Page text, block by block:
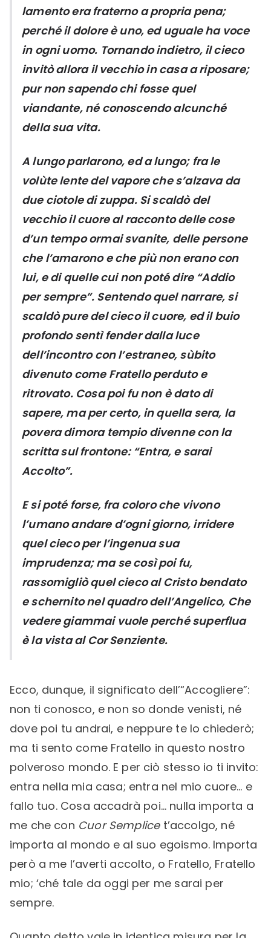
lamento era fraterno a propria pena;
perché il dolore è uno, ed uguale ha voce
in ogni uomo. Tornando indietro, il cieco
invitò allora il vecchio in casa a riposare;
pur non sapendo chi fosse quel
viandante, né conoscendo alcunché
della sua vita.
A lungo parlarono, ed a lungo; fra le
volùte lente del vapore che s’alzava da
due ciotole di zuppa. Si scaldò del
vecchio il cuore al racconto delle cose
d’un tempo ormai svanite, delle persone
che l’amarono e che più non erano con
lui, e di quelle cui non poté dire “Addio
per sempre”. Sentendo quel narrare, si
scaldò pure del cieco il cuore, ed il buio
profondo sentì fender dalla luce
dell’incontro con l’estraneo, sùbito
divenuto come Fratello perduto e
ritrovato. Cosa poi fu non è dato di
sapere, ma per certo, in quella sera, la
povera dimora tempio divenne con la
scritta sul frontone: “Entra, e sarai
Accolto”.
E si poté forse, fra coloro che vivono
l’umano andare d’ogni giorno, irridere
quel cieco per l’ingenua sua
imprudenza; ma se così poi fu,
rassomigliò quel cieco al Cristo bendato
e schernito nel quadro dell’Angelico, Che
vedere giammai vuole perché superflua
è la vista al Cor Senziente.
Ecco, dunque, il significato dell’“Accogliere”:
non ti conosco, e non so donde venisti, né
dove poi tu andrai, e neppure te lo chiederò;
ma ti sento come Fratello in questo nostro
polveroso mondo. E per ciò stesso io ti invito:
entra nella mia casa; entra nel mio cuore… e
fallo tuo. Cosa accadrà poi… nulla importa a
me che con Cuor Semplicet’accolgo, né
importa al mondo e al suo egoismo. Importa
però a me l’averti accolto, o Fratello, Fratello
mio; ‘ché tale da oggi per me sarai per
sempre.